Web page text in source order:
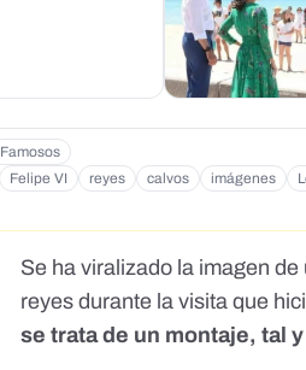
Famosos
Felipe VI reyes calvos imágenes
Se ha viralizado la imagen
reyes durante la visita que
se trata de un montaje, tal